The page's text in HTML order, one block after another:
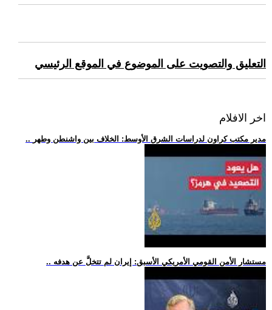
التعليق والتصويت على الموضوع في الموقع الرئيسي
اخر الافلام
.. مدير مكتب كراون لدراسات الشرق الأوسط: الخلاف بين واشنطن وطهر
.. مستشار الأمن القومي الأمريكي الأسبق: إيران لم تتخلَّ عن هدفه